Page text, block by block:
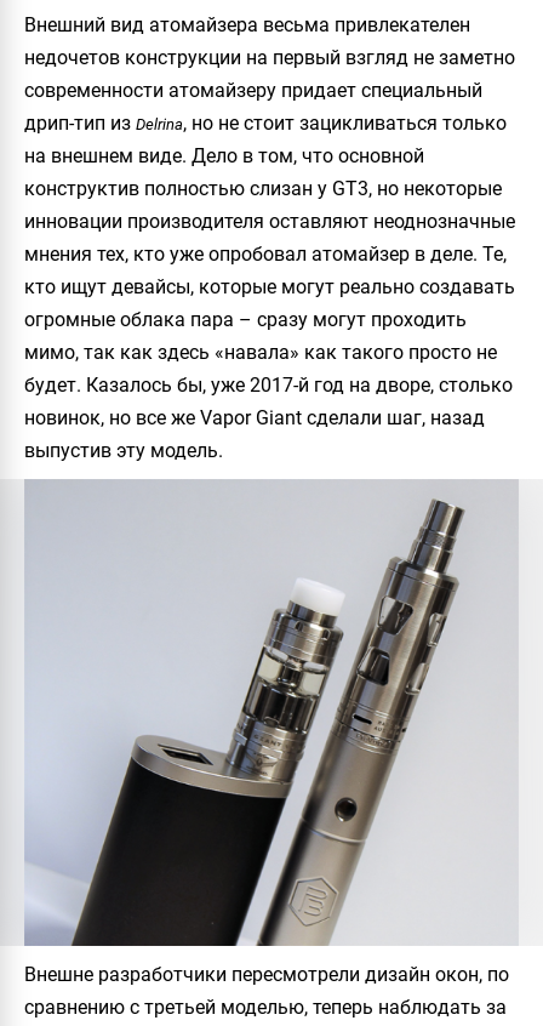
Внешний вид атомайзера весьма привлекателен
недочетов конструкции на первый взгляд не заметно
современности атомайзеру придает специальный
дрип-тип из Delrina, но не стоит зацикливаться только
на внешнем виде. Дело в том, что основной
конструктив полностью слизан у GT3, но некоторые
инновации производителя оставляют неоднозначные
мнения тех, кто уже опробовал атомайзер в деле. Те,
кто ищут девайсы, которые могут реально создавать
огромные облака пара – сразу могут проходить
мимо, так как здесь «навала» как такого просто не
будет. Казалось бы, уже 2017-й год на дворе, столько
новинок, но все же Vapor Giant сделали шаг, назад
выпустив эту модель.
Внешне разработчики пересмотрели дизайн окон, по
сравнению с третьей моделью, теперь наблюдать за